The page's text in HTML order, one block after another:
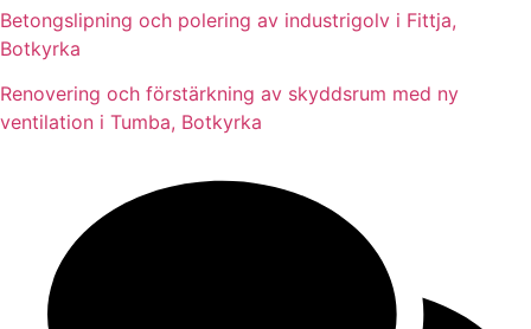
Betongslipning och polering av industrigolv i Fittja,
Botkyrka
Renovering och förstärkning av skyddsrum med ny
ventilation i Tumba, Botkyrka